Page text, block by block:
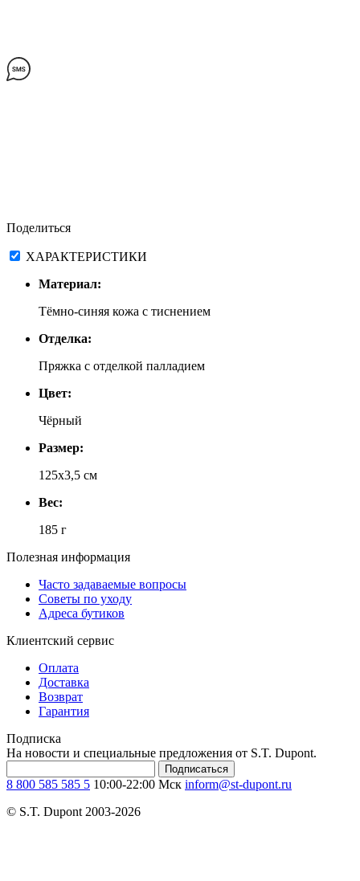
Поделиться
ХАРАКТЕРИСТИКИ
Материал:
Тёмно-синяя кожа с тиснением
Отделка:
Пряжка с отделкой палладием
Цвет:
Чёрный
Размер:
125х3,5 см
Вес:
185 г
Полезная информация
Часто задаваемые вопросы
Советы по уходу
Адреса бутиков
Клиентский сервис
Оплата
Доставка
Возврат
Гарантия
Подписка
На новости и специальные предложения от S.T. Dupont.
Подписаться
8 800 585 585 5 10:00-22:00 Мск inform@st-dupont.ru
© S.T. Dupont 2003-2026